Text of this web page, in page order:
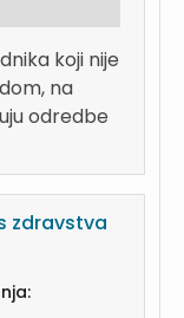
koji nije
na
odredbe
zdravstva